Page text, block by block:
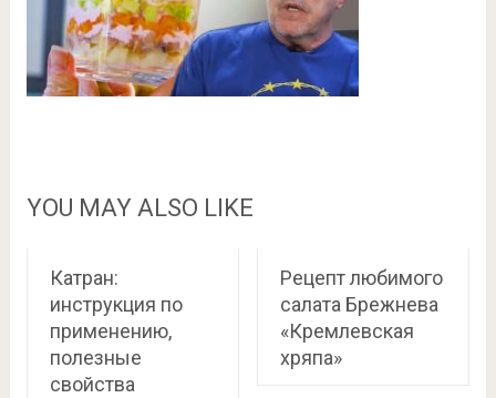
YOU MAY ALSO LIKE
Катран:
инструкция по
применению,
полезные
свойства
Рецепт любимого
салата Брежнева
«Кремлевская
хряпа»